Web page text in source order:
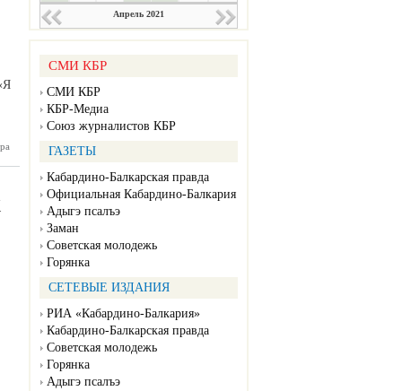
Апрель 2021
СМИ КБР
СМИ КБР
КБР-Медиа
Союз журналистов КБР
ГАЗЕТЫ
Кабардино-Балкарская правда
Официальная Кабардино-Балкария
Адыгэ псалъэ
Заман
Советская молодежь
Горянка
СЕТЕВЫЕ ИЗДАНИЯ
РИА «Кабардино-Балкария»
Кабардино-Балкарская правда
Советская молодежь
Горянка
Адыгэ псалъэ
КБР